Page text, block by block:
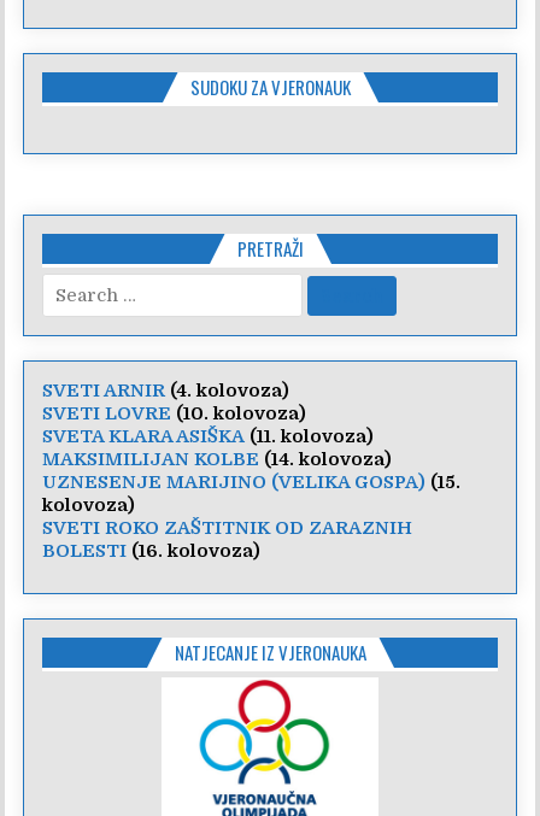
SUDOKU ZA VJERONAUK
PRETRAŽI
Search
for:
SVETI ARNIR(4. kolovoza)
SVETI LOVRE (10. kolovoza)
SVETA KLARA ASIŠKA (11. kolovoza)
MAKSIMILIJAN KOLBE (14. kolovoza)
UZNESENJE MARIJINO (VELIKA GOSPA) (15.
kolovoza)
SVETI ROKO ZAŠTITNIK OD ZARAZNIH
BOLESTI (16. kolovoza)
NATJECANJE IZ VJERONAUKA